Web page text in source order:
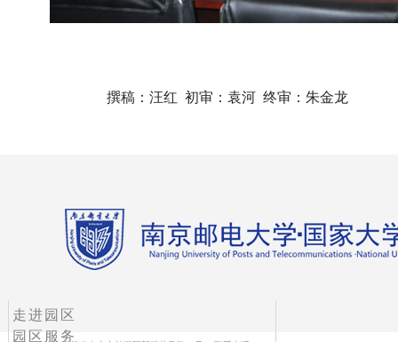
撰稿：汪红 初审：袁河 终审：朱金龙
走进园区
园区服务